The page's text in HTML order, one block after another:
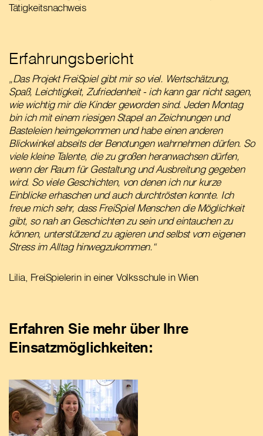
Tätigkeitsnachweis
Erfahrungsbericht
„Das Projekt FreiSpiel gibt mir so viel. Wertschätzung,
Spaß, Leichtigkeit, Zufriedenheit - ich kann gar nicht sagen,
wie wichtig mir die Kinder geworden sind. Jeden Montag
bin ich mit einem riesigen Stapel an Zeichnungen und
Basteleien heimgekommen und habe einen anderen
Blickwinkel abseits der Benotungen wahrnehmen dürfen. So
viele kleine Talente, die zu großen heranwachsen dürfen,
wenn der Raum für Gestaltung und Ausbreitung gegeben
wird. So viele Geschichten, von denen ich nur kurze
Einblicke erhaschen und auch durchtrösten konnte. Ich
freue mich sehr, dass FreiSpiel Menschen die Möglichkeit
gibt, so nah an Geschichten zu sein und eintauchen zu
können, unterstützend zu agieren und selbst vom eigenen
Stress im Alltag hinwegzukommen.“
Lilia, FreiSpielerin in einer Volksschule in Wien
Erfahren Sie mehr über Ihre
Einsatzmöglichkeiten: